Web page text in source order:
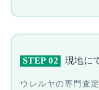
STEP 02 現地に
ウレルヤの専門査